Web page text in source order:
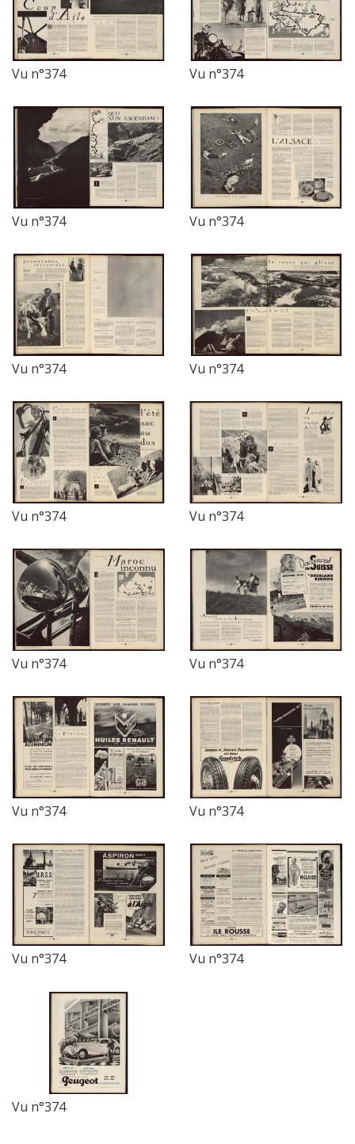
Vu n°374 Vu n°374
Vu n°374 Vu n°374
Vu n°374 Vu n°374
Vu n°374 Vu n°374
Vu n°374 Vu n°374
Vu n°374 Vu n°374
Vu n°374 Vu n°374
Vu n°374